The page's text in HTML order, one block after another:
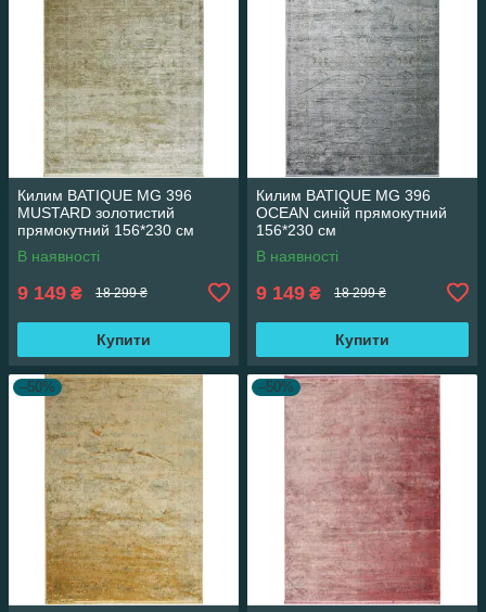
Килим BATIQUE MG 396
MUSTARD золотистий
прямокутний 156*230 см
В наявності
9 149 ₴ 18 299 ₴
Купити
Килим BATIQUE MG 396
OCEAN синій прямокутний
156*230 см
В наявності
9 149 ₴ 18 299 ₴
Купити
–50% –50%